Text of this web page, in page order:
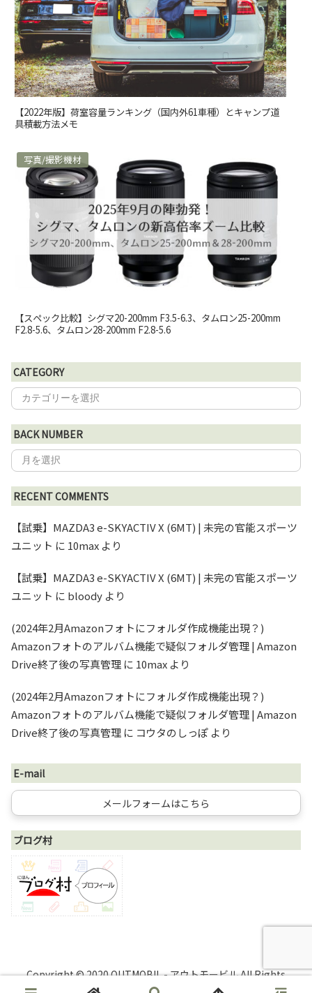
【2022年版】荷室容量ランキング（国内外61車種）とキャンプ道
具積載方法メモ
写真/撮影機材
【スペック比較】シグマ20-200mm F3.5-6.3、タムロン25-200mm
F2.8-5.6、タムロン28-200mm F2.8-5.6
CATEGORY
BACK NUMBER
RECENT COMMENTS
【試乗】MAZDA3 e-SKYACTIV X (6MT) | 未完の官能スポーツ
ユニット に 10max より
【試乗】MAZDA3 e-SKYACTIV X (6MT) | 未完の官能スポーツ
ユニット に bloody より
(2024年2月Amazonフォトにフォルダ作成機能出現？)
Amazonフォトのアルバム機能で疑似フォルダ管理 | Amazon
Drive終了後の写真管理 に 10max より
(2024年2月Amazonフォトにフォルダ作成機能出現？)
Amazonフォトのアルバム機能で疑似フォルダ管理 | Amazon
Drive終了後の写真管理 に コウタのしっぽ より
E-mail
メールフォームはこちら
ブログ村
Copyright © 2020 OUTMOBIL - アウトモービル All Rights